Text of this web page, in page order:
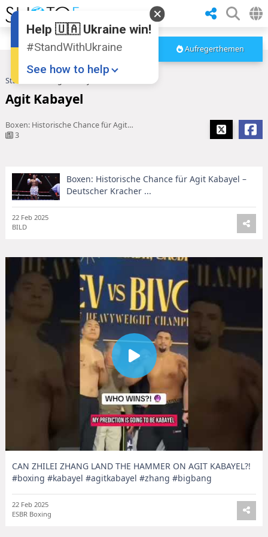
Aufregerthemen
Startseite
Agit Kabayel
Boxen: Historische Chance für Agit Kabayel – Deutscher Kracher ...
3
Boxen: Historische Chance für Agit Kabayel –
Deutscher Kracher ...
22 Feb 2025
BILD
CAN ZHILEI ZHANG LAND THE HAMMER ON AGIT KABAYEL?!
#boxing #kabayel #agitkabayel #zhang #bigbang
22 Feb 2025
ESBR Boxing
Help 🇺🇦 Ukraine win!
#StandWithUkraine
See how to help
Donate
💸
Support Ukraine
❤
Share this widget